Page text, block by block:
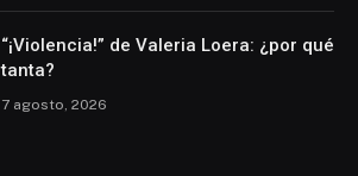
“¡Violencia!” de Valeria Loera: ¿por qué
tanta?
7 agosto, 2026